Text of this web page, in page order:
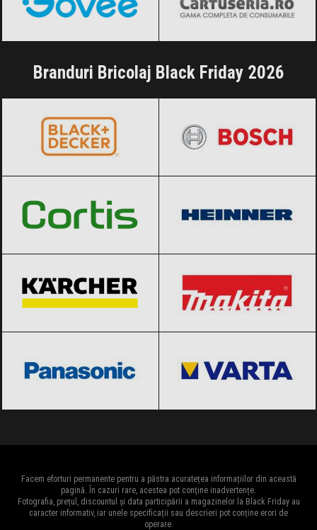
Branduri Bricolaj Black Friday 2026
Facem eforturi permanente pentru a păstra acuratețea informațiilor din această
pagină. În cazuri rare, acestea pot conține inadvertențe.
Fotografia, prețul, discountul și data participării a magazinelor la Black Friday au
caracter informativ, iar unele specificații sau descrieri pot conține erori de
operare.